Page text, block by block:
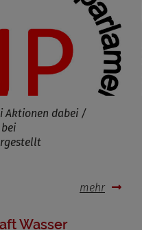
Aktionen dabei /
mehr
Wasser
Anbieter
Cookie Name
Cookie Laufzeit